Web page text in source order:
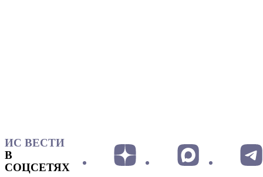
ИС ВЕСТИ
В
СОЦСЕТЯХ